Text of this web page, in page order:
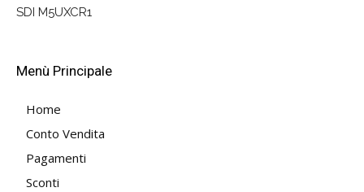
SDI M5UXCR1
Menù Principale
Home
Conto Vendita
Pagamenti
Sconti